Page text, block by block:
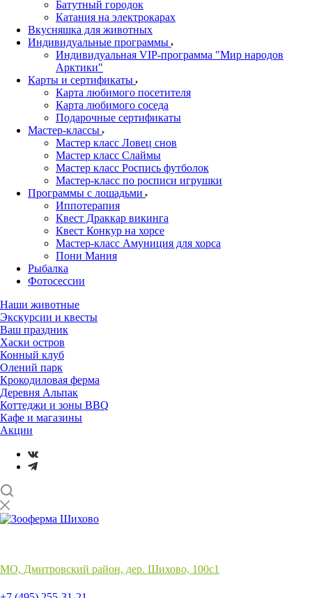
Батутный городок
Катания на электрокарах
Вкусняшка для животных
Индивидуальные программы
Индивидуальная VIP-программа "Мир народов
Арктики"
Карты и сертификаты
Карта любимого посетителя
Карта любимого соседа
Подарочные сертификаты
Мастер-классы
Мастер класс Ловец снов
Мастер класс Слаймы
Мастер класс Роспись футболок
Мастер-класс по росписи игрушки
Программы с лошадьми
Иппотерапия
Квест Драккар викинга
Квест Конкур на хорсе
Мастер-класс Амуниция для хорса
Пони Мания
Рыбалка
Фотосессии
Наши животные
Экскурсии и квесты
Ваш праздник
Хаски остров
Конный клуб
Олений парк
Крокодиловая ферма
Деревня Альпак
Коттеджи и зоны BBQ
Кафе и магазины
Акции
МО, Дмитровский район, дер. Шихово, 100с1